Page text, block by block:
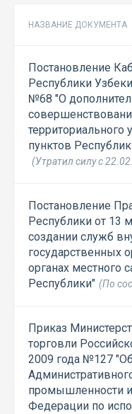
НАЗВАНИЕ ДОКУМЕНТА
Постановление
Республики
№68 "О
территориального
пунктов
(Утратил силу с
Постановление
Республики от 13
создании служб
государственных
органах местного
Республики" (По
Приказ
торговли
2009 года №127
промышленности
Федерации по